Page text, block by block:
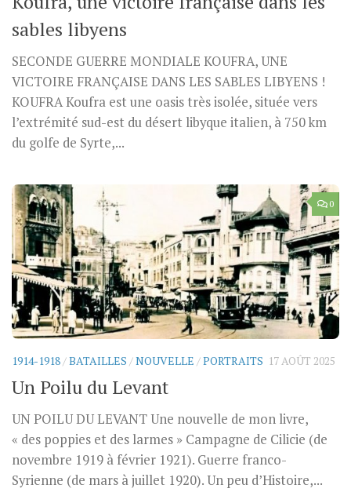
sables libyens
SECONDE GUERRE MONDIALE KOUFRA, UNE
VICTOIRE FRANÇAISE DANS LES SABLES LIBYENS !
KOUFRA Koufra est une oasis très isolée, située vers
l’extrémité sud-est du désert libyque italien, à 750 km
du golfe de Syrte,...
0
1914-1918/BATAILLES /NOUVELLE /PORTRAITS 17 AOÛT 2025
Un Poilu du Levant
UN POILU DU LEVANT Une nouvelle de mon livre,
« des poppies et des larmes » Campagne de Cilicie (de
novembre 1919 à février 1921). Guerre franco-
Syrienne (de mars à juillet 1920). Un peu d’Histoire,...